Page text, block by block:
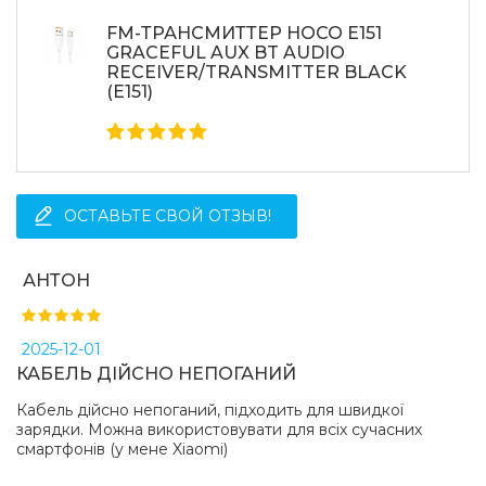
FM-ТРАНСМИТТЕР HOCO E151
GRACEFUL AUX BT AUDIO
RECEIVER/TRANSMITTER BLACK
(E151)
ОСТАВЬТЕ СВОЙ ОТЗЫВ!
АНТОН
2025-12-01
КАБЕЛЬ ДІЙСНО НЕПОГАНИЙ
Кабель дійсно непоганий, підходить для швидкої
зарядки. Можна використовувати для всіх сучасних
смартфонів (у мене Xiaomi)